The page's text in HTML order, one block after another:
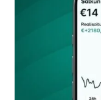
Nimesi tai